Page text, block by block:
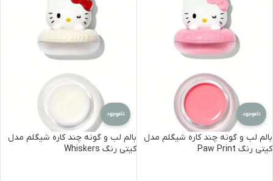
ناموجود
بالم لب و گونه چند کاره شیگلم مدل
کیتی رنگ Paw Print
ناموجود
بالم لب و گونه چند کاره شیگلم مدل
کیتی رنگ Whiskers